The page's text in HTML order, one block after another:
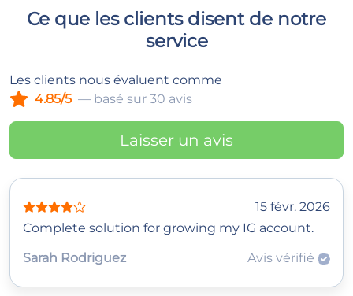
Ce que les clients disent de notre
service
Les clients nous évaluent comme
4.85/5 — basé sur 30 avis
Laisser un avis
15 févr. 2026
Complete solution for growing my IG account.
Sarah Rodriguez
Avis vérifié